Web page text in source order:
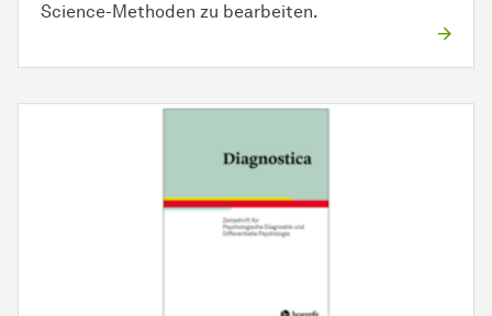
Science-Methoden zu bearbeiten.